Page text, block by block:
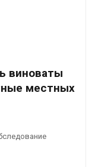
виноваты
местных